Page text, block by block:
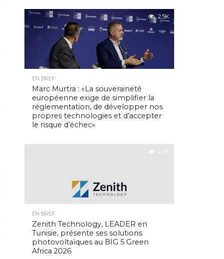
2.5K
EN BREF
Marc Murtra : «La souveraineté
européenne exige de simplifier la
réglementation, de développer nos
propres technologies et d’accepter
le risque d’échec»
2.5K
EN BREF
Zenith Technology, LEADER en
Tunisie, présente ses solutions
photovoltaïques au BIG 5 Green
Africa 2026